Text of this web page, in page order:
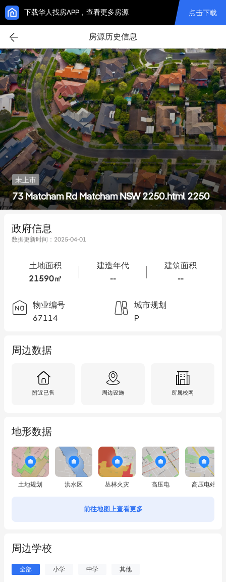
下载华人找房APP，查看更多房源 点击下载
房源历史信息
未上市
73 Matcham Rd Matcham NSW 2250.html 2250
政府信息
数据更新时间： 2025-04-01
土地面积
21590㎡
建造年代
--
建筑面积
--
物业编号
67114
城市规划
P
周边数据
附近已售 周边设施 所属校网
地形数据
土地规划 洪水区 丛林火灾 高压电 高压电站
前往地图上查看更多
周边学校
全部 小学 中学 其他